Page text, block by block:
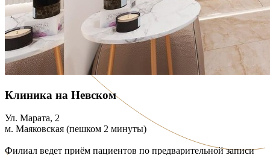
Клиника на Невском
Ул. Марата, 2
м. Маяковская (пешком 2 минуты)
Филиал ведет приём пациентов по предварительной записи